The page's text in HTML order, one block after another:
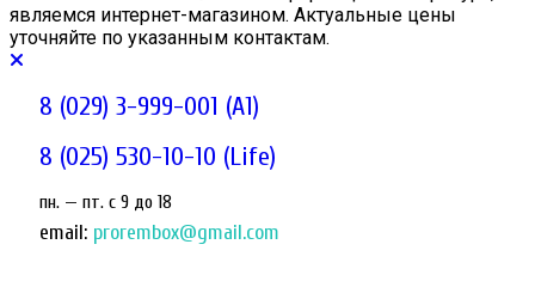
являемся интернет-магазином. Актуальные цены
уточняйте по указанным контактам.
8 (029) 3-999-001 (A1)
8 (025) 530-10-10 (Life)
пн. — пт. c 9 до 18
email: prorembox@gmail.com